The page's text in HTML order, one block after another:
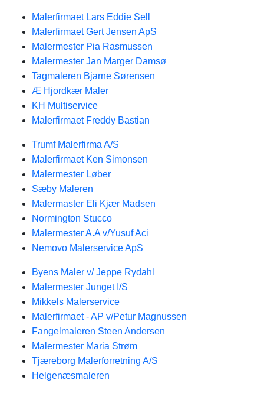
Malerfirmaet Lars Eddie Sell
Malerfirmaet Gert Jensen ApS
Malermester Pia Rasmussen
Malermester Jan Marger Damsø
Tagmaleren Bjarne Sørensen
Æ Hjordkær​ Maler
KH Multiservice
Malerfirmaet Freddy Bastian
Trumf Malerfirma A/S
Malerfirmaet Ken Simonsen
Malermester Løber
Sæby Maleren
Malermaster Eli Kjær Madsen
Normington Stucco
Malermester A.A v/Yusuf Aci
Nemovo Malerservice ApS
Byens Maler v/ Jeppe Rydahl
Malermester Junget I/S
Mikkels Malerservice
Malerfirmaet - AP v/Petur Magnussen
Fangelmaleren Steen Andersen
Malermester Maria Strøm
Tjæreborg Malerforretning A/S
Helgenæsmaleren